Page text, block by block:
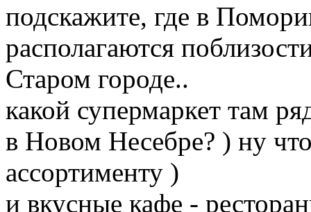
подскажите, где в
располагаются
Старом городе..
какой супермаркет там
в Новом Несебре? ) ну
ассортименту )
и вкусные кафе -